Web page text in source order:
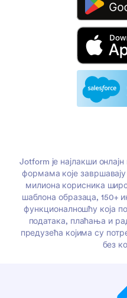
Jotform је најлакши
формама које
милиона корисника
шаблона образаца, 150+
функционалношћу која
података, плаћања и
предузећа којима су
без